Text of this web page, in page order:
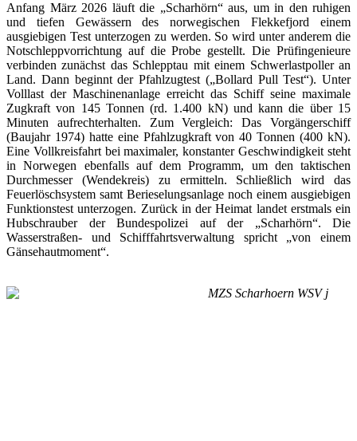
Anfang März 2026 läuft die „Scharhörn“ aus, um in den ruhigen
und tiefen Gewässern des norwegischen Flekkefjord einem
ausgiebigen Test unterzogen zu werden. So wird unter anderem die
Notschleppvorrichtung auf die Probe gestellt. Die Prüfingenieure
verbinden zunächst das Schlepptau mit einem Schwerlastpoller an
Land. Dann beginnt der Pfahlzugtest („Bollard Pull Test“). Unter
Volllast der Maschinenanlage erreicht das Schiff seine maximale
Zugkraft von 145 Tonnen (rd. 1.400 kN) und kann die über 15
Minuten aufrechterhalten. Zum Vergleich: Das Vorgängerschiff
(Baujahr 1974) hatte eine Pfahlzugkraft von 40 Tonnen (400 kN).
Eine Vollkreisfahrt bei maximaler, konstanter Geschwindigkeit steht
in Norwegen ebenfalls auf dem Programm, um den taktischen
Durchmesser (Wendekreis) zu ermitteln. Schließlich wird das
Feuerlöschsystem samt Berieselungsanlage noch einem ausgiebigen
Funktionstest unterzogen. Zurück in der Heimat landet erstmals ein
Hubschrauber der Bundespolizei auf der „Scharhörn“. Die
Wasserstraßen- und Schifffahrtsverwaltung spricht „von einem
Gänsehautmoment“.